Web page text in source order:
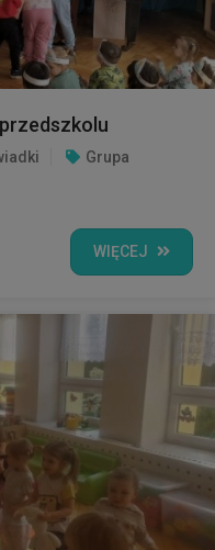
Grupa
WIĘCEJ